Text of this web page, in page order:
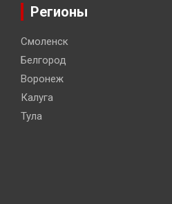
Регионы
Смоленск
Белгород
Воронеж
Калуга
Тула